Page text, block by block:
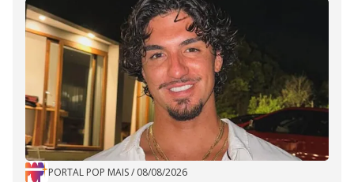
PORTAL POP MAIS/ 08/08/2026